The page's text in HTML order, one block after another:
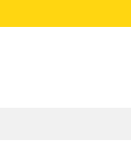
to